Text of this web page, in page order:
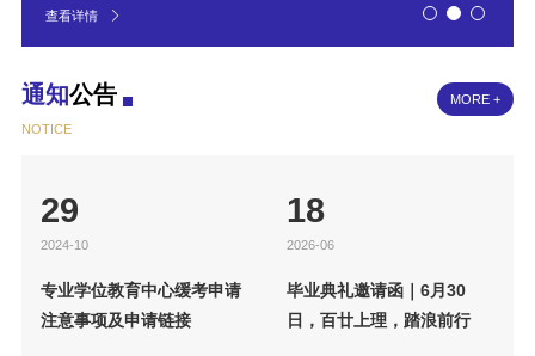
查看详情
通知公告
NOTICE
MORE +
29
2024-10
专业学位教育中心缓考申请
注意事项及申请链接
18
2026-06
毕业典礼邀请函｜6月30
日，百廿上理，踏浪前行